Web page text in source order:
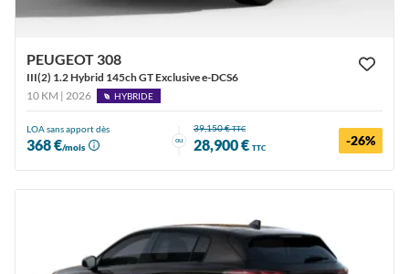
PEUGEOT 308
III(2) 1.2 Hybrid 145ch GT Exclusive e-DCS6
10 KM | 2026
HYBRIDE
LOA sans apport dès
368 €/mois
ou
39,150 €TTC
28,900 € TTC -26%